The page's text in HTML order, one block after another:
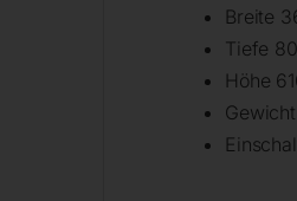
Breite
Tiefe
Höhe